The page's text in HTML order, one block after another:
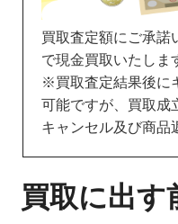
買取査定額にご承諾
で現金買取いたしま
※買取査定結果後に
可能ですが、買取成
キャンセル及び商品
買取に出す